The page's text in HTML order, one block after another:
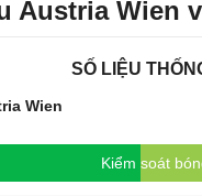
Austria Wien
SỐ LIỆU
Wien
Kiểm soát